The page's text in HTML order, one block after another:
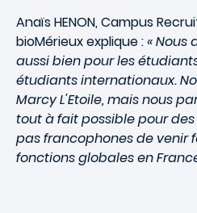
Anaïs HENON, Campus
bioMérieux explique :« Nous
aussi bien pour les
étudiants internationaux.
Marcy L'Etoile, mais nous
tout à fait possible pour
pas francophones de venir
fonctions globales en